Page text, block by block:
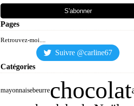
Pages
Retrouvez-moi....
Suivre @carline67
Catégories
mayonnaisebeurrechocolat